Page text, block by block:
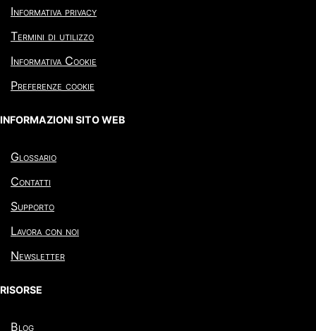
Informativa privacy
Termini di utilizzo
Informativa Cookie
Preferenze cookie
INFORMAZIONI SITO WEB
Glossario
Contatti
Supporto
Lavora con noi
Newsletter
RISORSE
Blog